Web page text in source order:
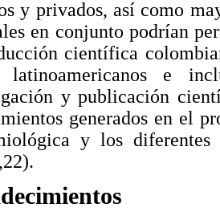
y privados, así como
en conjunto podrían
científica
latinoamericanos e
y publicación
generados en el
y los